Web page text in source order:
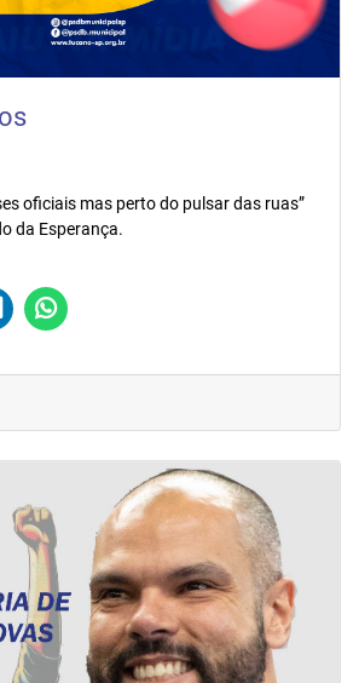
oficiais mas perto do pulsar das ruas”
da Esperança.